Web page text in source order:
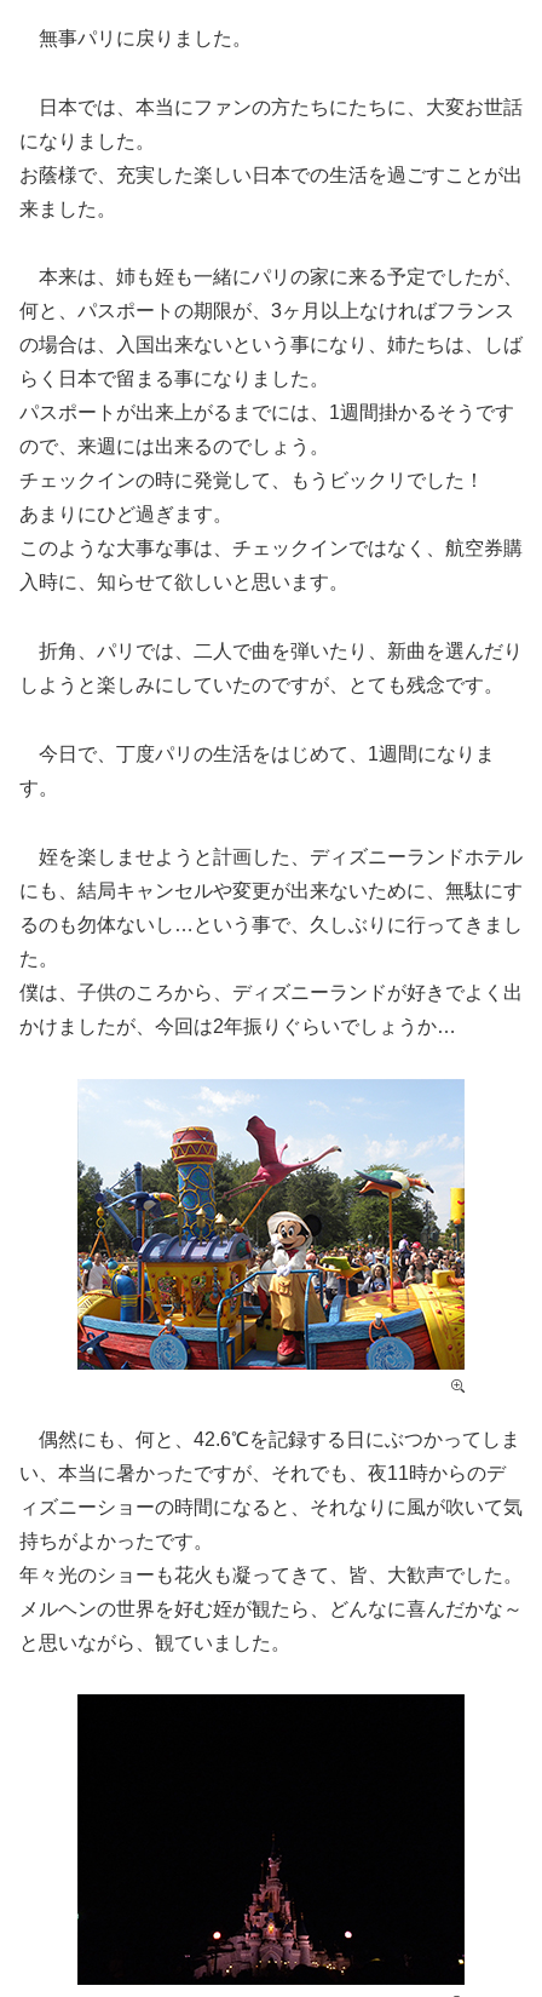
無事パリに戻りました。
日本では、本当にファンの方たちにたちに、大変お世話
になりました。
お蔭様で、充実した楽しい日本での生活を過ごすことが出
来ました。
本来は、姉も姪も一緒にパリの家に来る予定でしたが、
何と、パスポートの期限が、3ヶ月以上なければフランス
の場合は、入国出来ないという事になり、姉たちは、しば
らく日本で留まる事になりました。
パスポートが出来上がるまでには、1週間掛かるそうです
ので、来週には出来るのでしょう。
チェックインの時に発覚して、もうビックリでした！
あまりにひど過ぎます。
このような大事な事は、チェックインではなく、航空券購
入時に、知らせて欲しいと思います。
折角、パリでは、二人で曲を弾いたり、新曲を選んだり
しようと楽しみにしていたのですが、とても残念です。
今日で、丁度パリの生活をはじめて、1週間になりま
す。
姪を楽しませようと計画した、ディズニーランドホテル
にも、結局キャンセルや変更が出来ないために、無駄にす
るのも勿体ないし…という事で、久しぶりに行ってきまし
た。
僕は、子供のころから、ディズニーランドが好きでよく出
かけましたが、今回は2年振りぐらいでしょうか…
偶然にも、何と、42.6℃を記録する日にぶつかってしま
い、本当に暑かったですが、それでも、夜11時からのデ
ィズニーショーの時間になると、それなりに風が吹いて気
持ちがよかったです。
年々光のショーも花火も凝ってきて、皆、大歓声でした。
メルヘンの世界を好む姪が観たら、どんなに喜んだかな～
と思いながら、観ていました。